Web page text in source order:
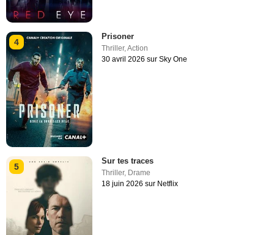
4
Prisoner
Thriller,Action
30 avril 2026 sur Sky One
5
Sur tes traces
Thriller, Drame
18 juin 2026 sur Netflix